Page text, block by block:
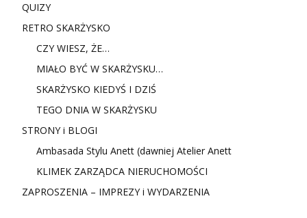
QUIZY
RETRO SKARŻYSKO
CZY WIESZ, ŻE…
MIAŁO BYĆ W SKARŻYSKU…
SKARŻYSKO KIEDYŚ I DZIŚ
TEGO DNIA W SKARŻYSKU
STRONY i BLOGI
Ambasada Stylu Anett (dawniej Atelier Anett
KLIMEK ZARZĄDCA NIERUCHOMOŚCI
ZAPROSZENIA – IMPREZY i WYDARZENIA